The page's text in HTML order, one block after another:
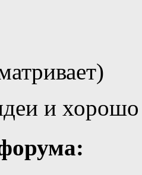
и хорошо